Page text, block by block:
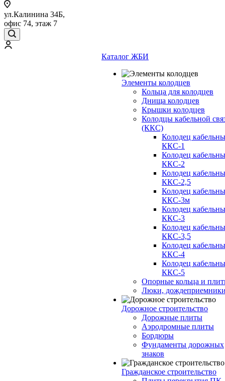
ул.Калинина 34Б,
офис 74, этаж 7
Каталог ЖБИ
Элементы колодцев
Кольца для колодцев
Днища колодцев
Крышки колодцев
Колодцы кабельной
(ККС)
Колодец
ККС-1
Колодец
ККС-2
Колодец
ККС-2,5
Колодец
ККС-3м
Колодец
ККС-3
Колодец
ККС-3,5
Колодец
ККС-4
Колодец
ККС-5
Опорные кольца и
Люки,
Дорожное строительство
Дорожные плиты
Аэродромные плиты
Бордюры
Фундаменты дорожных
знаков
Гражданское строительство